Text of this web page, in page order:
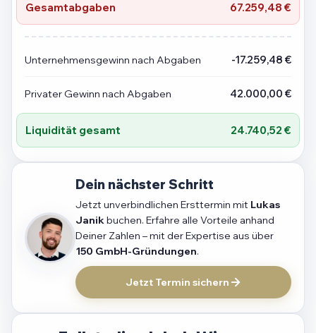
Gesamtabgaben 67.259,48 €
Unternehmensgewinn nach Abgaben -17.259,48 €
Privater Gewinn nach Abgaben 42.000,00 €
Liquidität gesamt 24.740,52 €
Dein nächster Schritt
Jetzt unverbindlichen Ersttermin mit Lukas
Janikbuchen. Erfahre alle Vorteile anhand
Deiner Zahlen – mit der Expertise aus über
150 GmbH-Gründungen.
Jetzt Termin sichern